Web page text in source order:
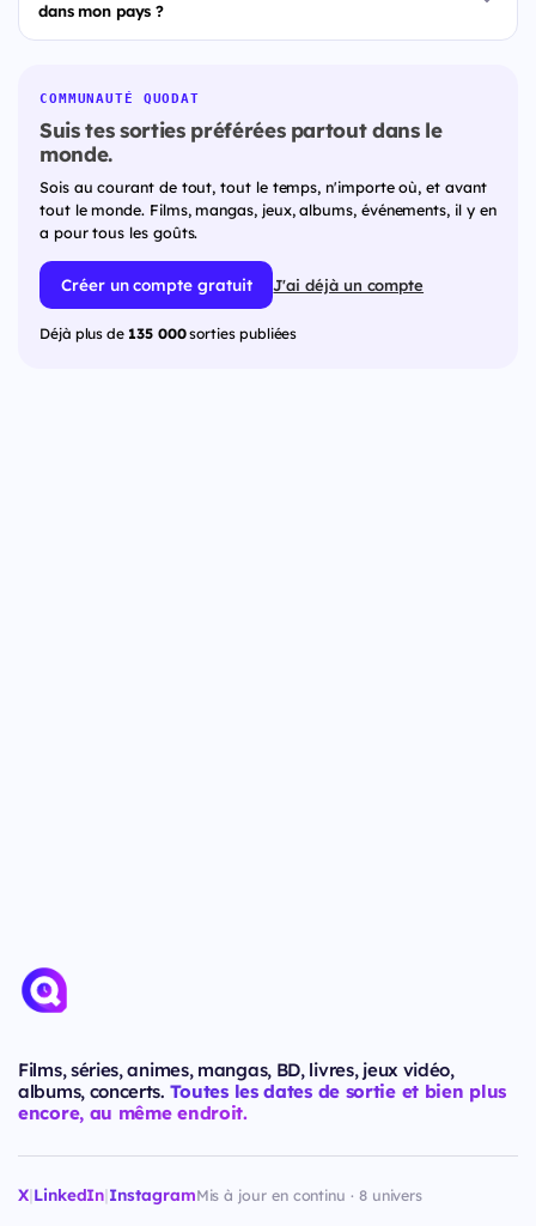
dans mon pays ?
COMMUNAUTÉ QUODAT
Suis tes sorties préférées partout dans le
monde.
Sois au courant de tout, tout le temps, n'importe où, et avant
tout le monde. Films, mangas, jeux, albums, événements, il y en
a pour tous les goûts.
Créer un compte gratuit J'ai déjà un compte
Déjà plus de 135 000sorties publiées
Films, séries, animes, mangas, BD, livres, jeux vidéo,
albums, concerts. Toutes les dates de sortie et bien plus
encore, au même endroit.
X|LinkedIn|InstagramMis à jour en continu · 8 univers